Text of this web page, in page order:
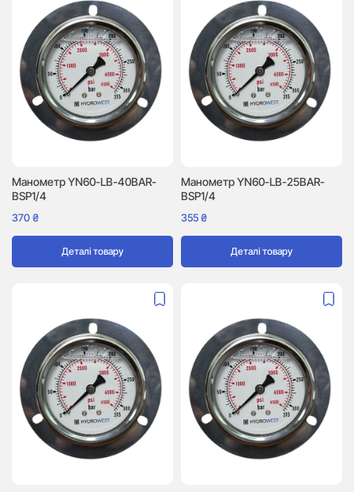
Манометр YN60-LB-40BAR-
BSP1/4
370₴
Деталі товару
Манометр YN60-LB-25BAR-
BSP1/4
355₴
Деталі товару